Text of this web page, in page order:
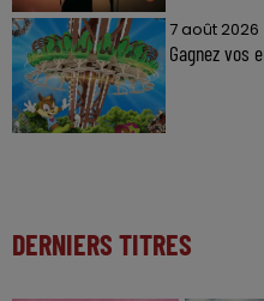
7 août 2026
Gagnez vos
DERNIERS TITRES